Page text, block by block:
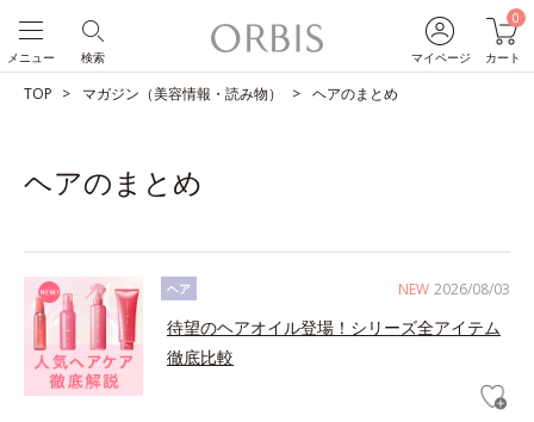
マイページ
0
カート
検索
メニュー
TOP マガジン（美容情報・読み物） ヘアのまとめ
ヘアのまとめ
NEW 2026/08/03
ヘア
待望のヘアオイル登場！シリーズ全アイテム
徹底比較